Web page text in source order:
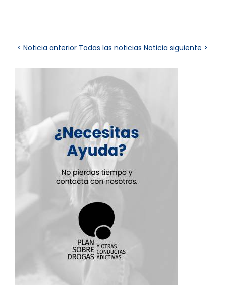
< Noticia anterior Todas las noticias Noticia siguiente >